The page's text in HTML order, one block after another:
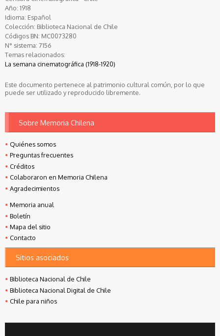
Año: 1918
Idioma: Español
Colección: Biblioteca Nacional de Chile
Códigos BN: MC0073280
N° sistema: 7156
Temas relacionados:
La semana cinematográfica (1918-1920)
Este documento pertenece al patrimonio cultural común, por lo que
puede ser utilizado y reproducido libremente.
Sobre Memoria Chilena
Quiénes somos
Preguntas frecuentes
Créditos
Colaboraron en Memoria Chilena
Agradecimientos
Memoria anual
Boletín
Mapa del sitio
Contacto
Sitios asociados
Biblioteca Nacional de Chile
Biblioteca Nacional Digital de Chile
Chile para niños